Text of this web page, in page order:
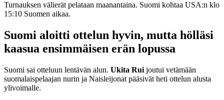
Turnauksen välierät pelataan maanantaina. Suomi kohtaa USA:n klo
15:10 Suomen aikaa.
Suomi aloitti ottelun hyvin, mutta hölläsi
kaasua ensimmäisen erän lopussa
Suomi sai otteluun lentävän alun. Ukita Rui joutui vetämään
suomalaispelaajan nurin ja Naisleijonat pääsivät heti ottelun alusta
ylivoimalle.